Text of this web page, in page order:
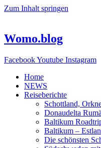
Zum Inhalt springen
Womo.blog
FacebookYoutube Instagram
Home
NEWS
Reiseberichte
Schottland,
Donaudelta
Baltikum
Baltikum –
Die schönsten